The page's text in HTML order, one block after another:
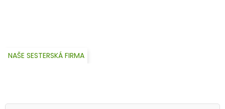
NAŠE SESTERSKÁ FIRMA